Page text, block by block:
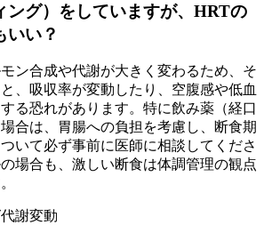
ング）をしていますが、HRTの
いい？
ン合成や代謝が大きく変わるため、そ
、吸収率が変動したり、空腹感や低血
る恐れがあります。特に飲み薬（経口
合は、胃腸への負担を考慮し、断食期
いて必ず事前に医師に相談してくださ
場合も、激しい断食は体調管理の観点
代謝変動